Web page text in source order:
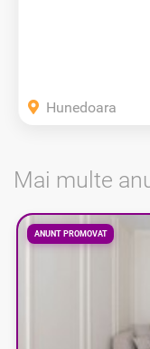
Hunedoara
Mai multe
ANUNT PROMOVAT